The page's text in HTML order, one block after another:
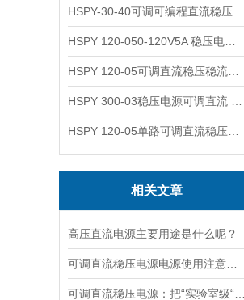
相关文章
高压直流电源主要用途是什么呢？